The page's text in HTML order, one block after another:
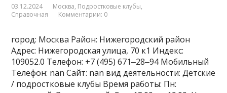
03.12.2024 Москва, Подростковые клубы,
Справочная
Комментарии: 0
город: Москва Район: Нижегородский район
Адрес: Нижегородская улица, 70 к1 Индекс:
109052.0 Телефон: +7 (495) 671‒28‒94 Мобильный
Телефон: nan Сайт: nan вид деятельности: Детские
/ подростковые клубы Время работы: Пн: